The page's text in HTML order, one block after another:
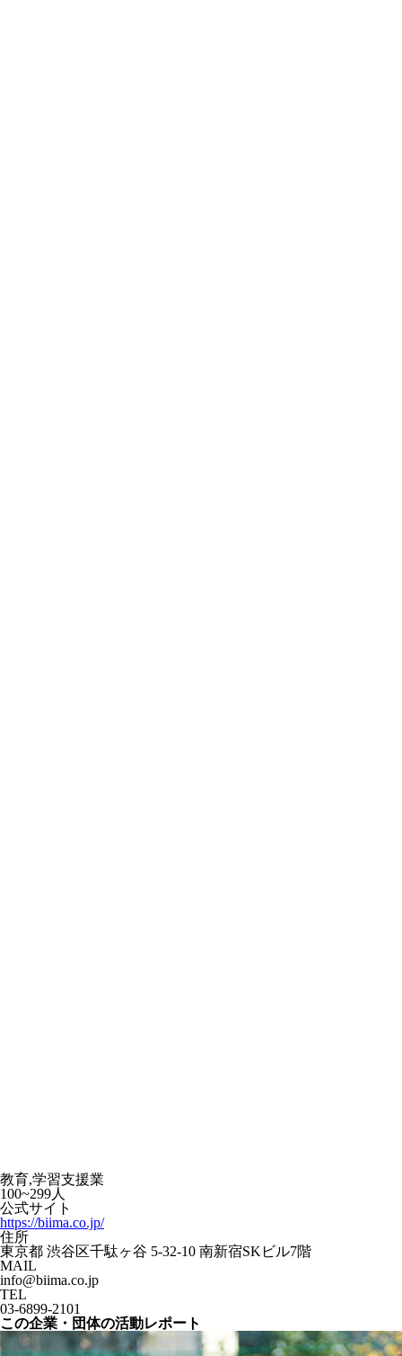
教育,学習支援業
100~299人
公式サイト
https://biima.co.jp/
住所
東京都 渋谷区千駄ヶ谷 5-32-10 南新宿SKビル7階
MAIL
info@biima.co.jp
TEL
03-6899-2101
この企業・団体の活動レポート